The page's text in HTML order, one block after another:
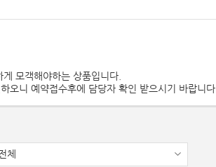
모객해야하는 상품입니다.
오니 예약접수후에 담당자 확인 받으시기 바랍니다.
체